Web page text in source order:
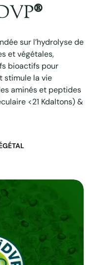
®
sur l’hydrolyse de
et végétales,
bioactifs pour
stimule la vie
aminés et peptides
<21 Kdaltons) &